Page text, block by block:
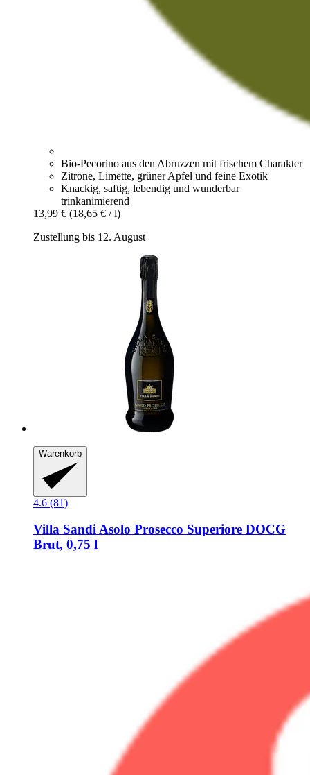
Bio-Pecorino aus den Abruzzen mit frischem Charakter
Zitrone, Limette, grüner Apfel und feine Exotik
Knackig, saftig, lebendig und wunderbar
trinkanimierend
13,99 € (18,65 € / l)
Zustellung bis 12. August
Warenkorb
4.6 (81)
Villa SandiAsolo Prosecco Superiore DOCG
Brut, 0,75 l